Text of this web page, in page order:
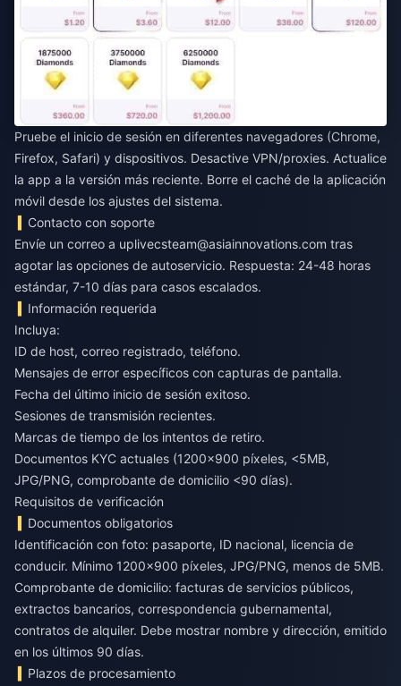
Pruebe el inicio de sesión en diferentes navegadores (Chrome,
Firefox, Safari) y dispositivos. Desactive VPN/proxies. Actualice
la app a la versión más reciente. Borre el caché de la aplicación
móvil desde los ajustes del sistema.
Contacto con soporte
Envíe un correo a uplivecsteam@asiainnovations.com tras
agotar las opciones de autoservicio. Respuesta: 24-48 horas
estándar, 7-10 días para casos escalados.
Información requerida
Incluya:
ID de host, correo registrado, teléfono.
Mensajes de error específicos con capturas de pantalla.
Fecha del último inicio de sesión exitoso.
Sesiones de transmisión recientes.
Marcas de tiempo de los intentos de retiro.
Documentos KYC actuales (1200x900 píxeles, <5MB,
JPG/PNG, comprobante de domicilio <90 días).
Requisitos de verificación
Documentos obligatorios
Identificación con foto: pasaporte, ID nacional, licencia de
conducir. Mínimo 1200x900 píxeles, JPG/PNG, menos de 5MB.
Comprobante de domicilio: facturas de servicios públicos,
extractos bancarios, correspondencia gubernamental,
contratos de alquiler. Debe mostrar nombre y dirección, emitido
en los últimos 90 días.
Plazos de procesamiento